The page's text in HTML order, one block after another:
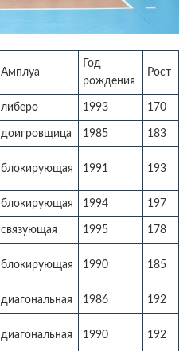
Амплуа
Год
рождения
Рост
либеро 1993 170
доигровщица 1985 183
блокирующая 1991 193
блокирующая 1994 197
связующая 1995 178
блокирующая 1990 185
диагональная 1986 192
диагональная 1990 192